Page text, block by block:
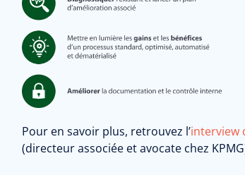
Pour en savoir plus, retrouvez l’interview
(directeur associée et avocate chez